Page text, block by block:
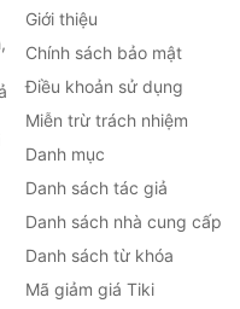
Giới thiệu
Chính sách bảo mật
Điều khoản sử dụng
Miễn trừ trách nhiệm
Danh mục
Danh sách tác giả
Danh sách nhà cung cấp
Danh sách từ khóa
Mã giảm giá Tiki